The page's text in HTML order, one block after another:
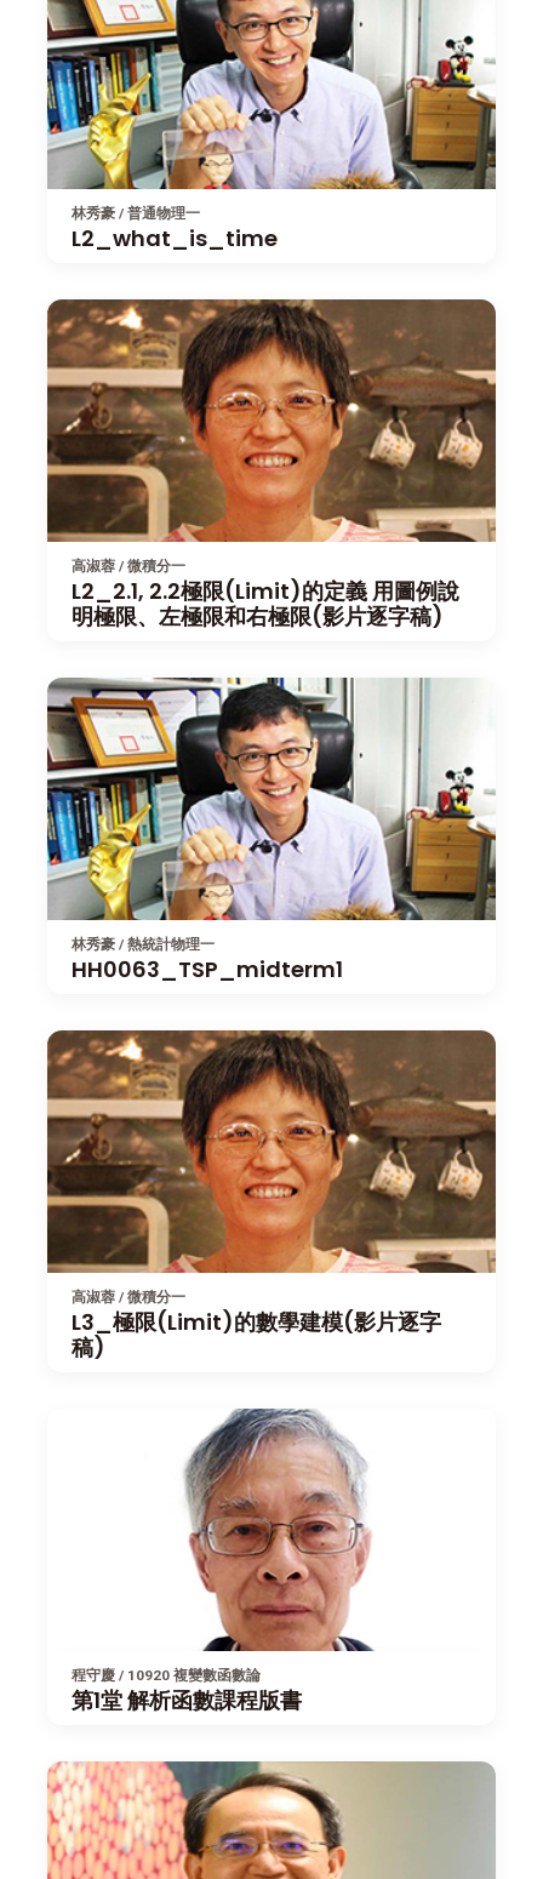
林秀豪 / 普通物理一
L2_what_is_time
高淑蓉 / 微積分一
L2_2.1, 2.2極限(Limit)的定義 用圖例說
明極限、左極限和右極限(影片逐字稿)
林秀豪 / 熱統計物理一
HH0063_TSP_midterm1
高淑蓉 / 微積分一
L3_極限(Limit)的數學建模(影片逐字
稿)
程守慶 / 10920 複變數函數論
第1堂 解析函數課程版書